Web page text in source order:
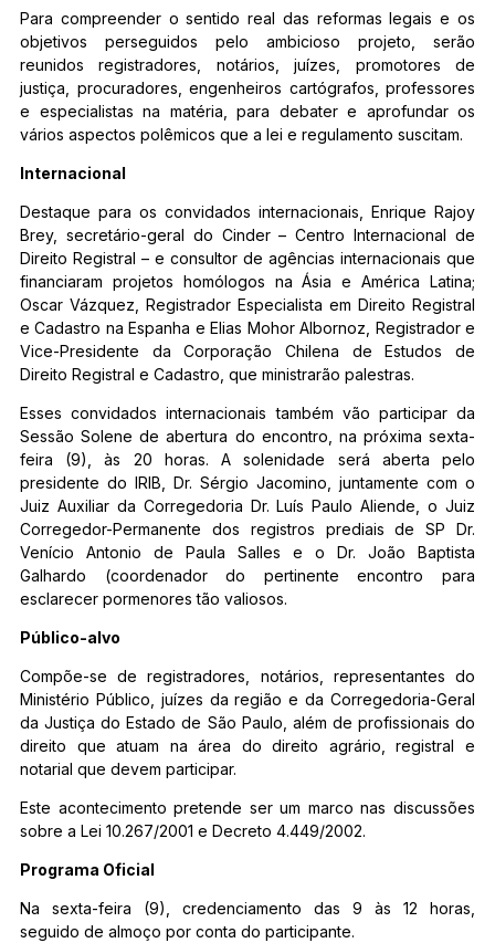
Para compreender o sentido real das reformas legais e os
objetivos perseguidos pelo ambicioso projeto, serão
reunidos registradores, notários, juízes, promotores de
justiça, procuradores, engenheiros cartógrafos, professores
e especialistas na matéria, para debater e aprofundar os
vários aspectos polêmicos que a lei e regulamento suscitam.
Internacional
Destaque para os convidados internacionais, Enrique Rajoy
Brey, secretário-geral do Cinder – Centro Internacional de
Direito Registral – e consultor de agências internacionais que
financiaram projetos homólogos na Ásia e América Latina;
Oscar Vázquez, Registrador Especialista em Direito Registral
e Cadastro na Espanha e Elias Mohor Albornoz, Registrador e
Vice-Presidente da Corporação Chilena de Estudos de
Direito Registral e Cadastro, que ministrarão palestras.
Esses convidados internacionais também vão participar da
Sessão Solene de abertura do encontro, na próxima sexta-
feira (9), às 20 horas. A solenidade será aberta pelo
presidente do IRIB, Dr. Sérgio Jacomino, juntamente com o
Juiz Auxiliar da Corregedoria Dr. Luís Paulo Aliende, o Juiz
Corregedor-Permanente dos registros prediais de SP Dr.
Venício Antonio de Paula Salles e o Dr. João Baptista
Galhardo (coordenador do pertinente encontro para
esclarecer pormenores tão valiosos.
Público-alvo
Compõe-se de registradores, notários, representantes do
Ministério Público, juízes da região e da Corregedoria-Geral
da Justiça do Estado de São Paulo, além de profissionais do
direito que atuam na área do direito agrário, registral e
notarial que devem participar.
Este acontecimento pretende ser um marco nas discussões
sobre a Lei 10.267/2001 e Decreto 4.449/2002.
Programa Oficial
Na sexta-feira (9), credenciamento das 9 às 12 horas,
seguido de almoço por conta do participante.